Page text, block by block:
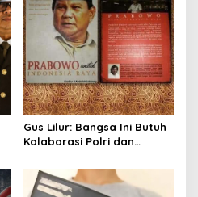
Gus Lilur: Bangsa Ini Butuh
Kolaborasi Polri dan
Kekuatan